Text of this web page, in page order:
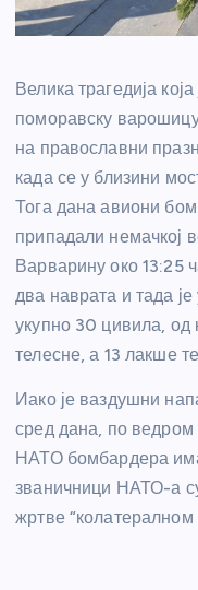
Велика трагедија
поморавску
на православни
када се у близини
Тога дана авиони
припадали немачкој
Варварину око 13:25
два наврата и тада
укупно 30 цивила, од
телесне, а 13 лакше
Иако је ваздушни
сред дана, по ведром
НАТО бомбардера
званичници НАТО-а
жртве “колатералном